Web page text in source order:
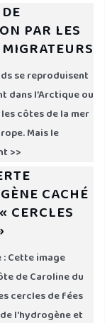
PAR LES
se reproduisent
dans l’Arctique ou
côtes de la mer
Mais le
>>
CACHÉ
CERCLES
Cette image
de Caroline du
cercles de fées
l'hydrogène et